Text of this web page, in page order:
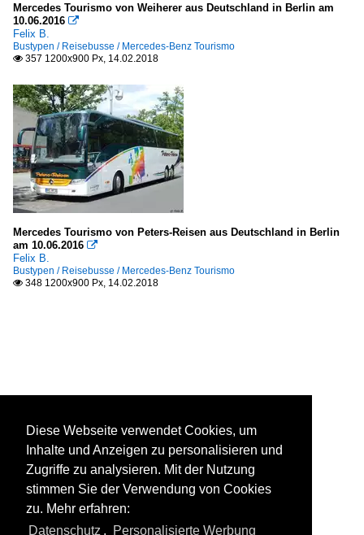
Mercedes Tourismo von Weiherer aus Deutschland in Berlin am
10.06.2016 
Felix B.
Bustypen / Reisebusse / Mercedes-Benz Tourismo
 357 1200x900 Px, 14.02.2018
Mercedes Tourismo von Peters-Reisen aus Deutschland in Berlin
am 10.06.2016 
Felix B.
Bustypen / Reisebusse / Mercedes-Benz Tourismo
 348 1200x900 Px, 14.02.2018
Diese Webseite verwendet Cookies, um
Inhalte und Anzeigen zu personalisieren und
Zugriffe zu analysieren. Mit der Nutzung
stimmen Sie der Verwendung von Cookies
zu. Mehr erfahren:
Datenschutz , Personalisierte Werbung